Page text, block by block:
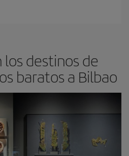
los destinos de
baratos a Bilbao